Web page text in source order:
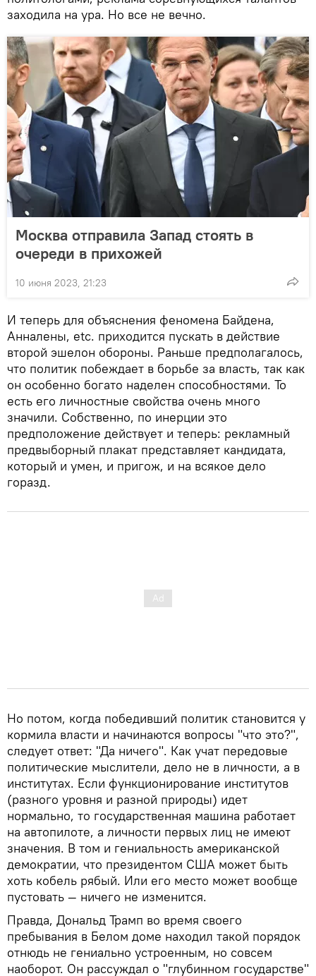
заходила на ура. Но все не вечно.
Москва отправила Запад стоять в
очереди в прихожей
10 июня 2023, 21:23
И теперь для объяснения феномена Байдена,
Анналены, etc. приходится пускать в действие
второй эшелон обороны. Раньше предполагалось,
что политик побеждает в борьбе за власть, так как
он особенно богато наделен способностями. То
есть его личностные свойства очень много
значили. Собственно, по инерции это
предположение действует и теперь: рекламный
предвыборный плакат представляет кандидата,
который и умен, и пригож, и на всякое дело
горазд.
Но потом, когда победивший политик становится у
кормила власти и начинаются вопросы "что это?",
следует ответ: "Да ничего". Как учат передовые
политические мыслители, дело не в личности, а в
институтах. Если функционирование институтов
(разного уровня и разной природы) идет
нормально, то государственная машина работает
на автопилоте, а личности первых лиц не имеют
значения. В том и гениальность американской
демократии, что президентом США может быть
хоть кобель рябый. Или его место может вообще
пустовать — ничего не изменится.
Правда, Дональд Трамп во время своего
пребывания в Белом доме находил такой порядок
отнюдь не гениально устроенным, но совсем
наоборот. Он рассуждал о "глубинном государстве"